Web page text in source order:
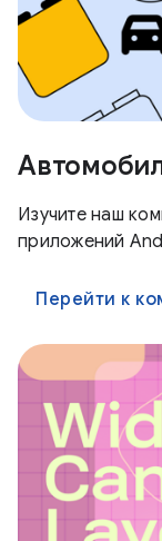
Изучите наш
приложений
Перейти к